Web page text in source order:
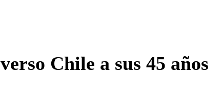
Chile a sus 45 años